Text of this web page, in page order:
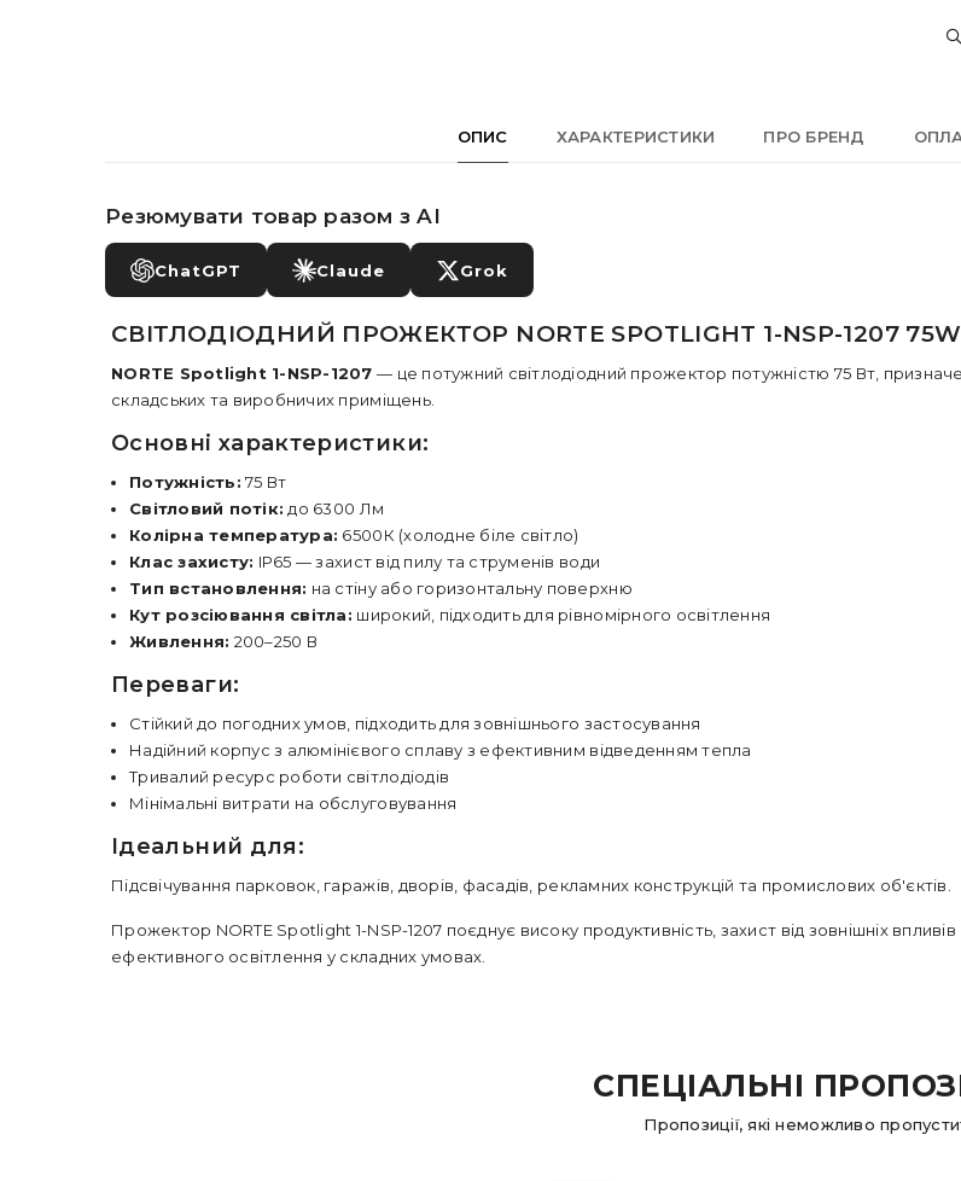
ОПИС ХАРАКТЕРИСТИКИ ПРО БРЕНД
Резюмувати товар разом з AI
ChatGPT Claude Grok
СВІТЛОДІОДНИЙ ПРОЖЕКТОР NORTE SPOTLIGHT 1-NSP-1207
NORTE Spotlight 1-NSP-1207 — це потужний світлодіодний прожектор потужністю 75 Вт,
складських та виробничих приміщень.
Основні характеристики:
Потужність: 75 Вт
Світловий потік: до 6300 Лм
Колірна температура: 6500К (холодне біле світло)
Клас захисту: IP65 — захист від пилу та струменів води
Тип встановлення: на стіну або горизонтальну поверхню
Кут розсіювання світла: широкий, підходить для рівномірного освітлення
Живлення: 200–250 В
Переваги:
Стійкий до погодних умов, підходить для зовнішнього застосування
Надійний корпус з алюмінієвого сплаву з ефективним відведенням тепла
Тривалий ресурс роботи світлодіодів
Мінімальні витрати на обслуговування
Ідеальний для:
Підсвічування парковок, гаражів, дворів, фасадів, рекламних конструкцій та промислових об'єктів.
Прожектор NORTE Spotlight 1-NSP-1207 поєднує високу продуктивність, захист від зовнішніх
ефективного освітлення у складних умовах.
СПЕЦІАЛЬНІ
Пропозиції, які неможливо